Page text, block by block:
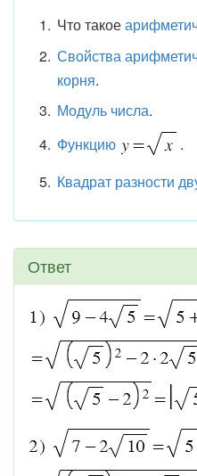
Что такое
Свойства
корня.
Модуль числа.
Функцию
.
Квадрат разности
Ответ